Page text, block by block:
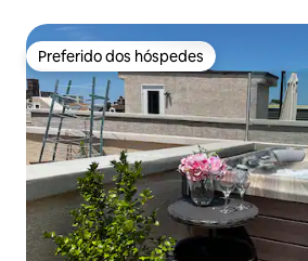
Preferido dos hóspedes
Preferido dos hóspedes